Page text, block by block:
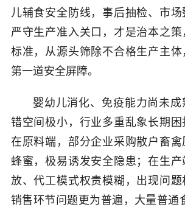
儿辅食安全防线，事后抽检、市场
严守生产准入关口，才是治本之
标准，从源头筛除不合格生产主
第一道安全屏障。
婴幼儿消化、免疫能力尚未
错空间极小，行业多重乱象长期困
在原料端，部分企业采购散户畜禽
蜂蜜，极易诱发安全隐患；在生
放、代工模式权责模糊，出现问
销售环节问题更为普遍，大量普通